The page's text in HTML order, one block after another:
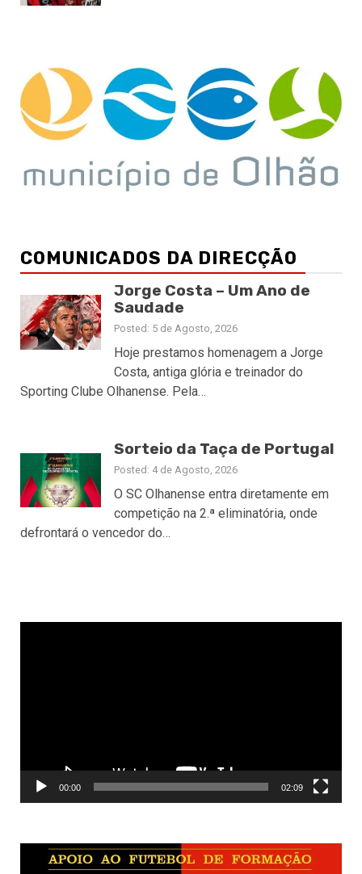
COMUNICADOS DA DIRECÇÃO
Jorge Costa – Um Ano de
Saudade
Posted: 5 de Agosto, 2026
Hoje prestamos homenagem a Jorge
Costa, antiga glória e treinador do
Sporting Clube Olhanense. Pela…
Sorteio da Taça de Portugal
Posted: 4 de Agosto, 2026
O SC Olhanense entra diretamente em
competição na 2.ª eliminatória, onde
defrontará o vencedor do…
00:00 02:09